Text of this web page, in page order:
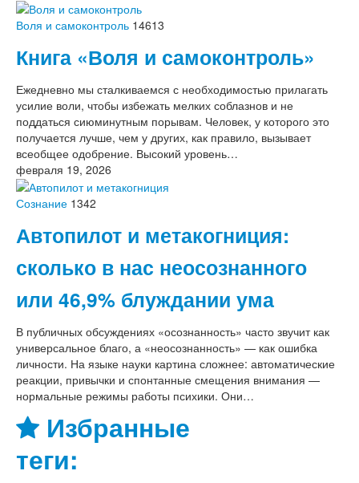
Воля и самоконтроль 14613
Книга «Воля и самоконтроль»
Ежедневно мы сталкиваемся с необходимостью прилагать
усилие воли, чтобы избежать мелких соблазнов и не
поддаться сиюминутным порывам. Человек, у которого это
получается лучше, чем у других, как правило, вызывает
всеобщее одобрение. Высокий уровень…
февраля 19, 2026
Сознание 1342
Автопилот и метакогниция:
сколько в нас неосознанного
или 46,9% блуждании ума
В публичных обсуждениях «осознанность» часто звучит как
универсальное благо, а «неосознанность» — как ошибка
личности. На языке науки картина сложнее: автоматические
реакции, привычки и спонтанные смещения внимания —
нормальные режимы работы психики. Они…
Избранные
теги: